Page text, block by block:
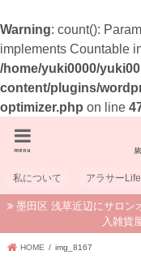
Warning: count():
implements Countable
/home/yuki0000/
content/plugins/
optimizer.php on line
menu
私について アラサーLife
墨田区 浅草近辺にサロン
入雑貨
HOME img_8167